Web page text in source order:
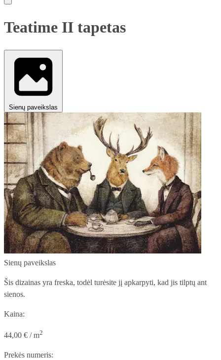
Teatime II tapetas
Sienų paveikslas
Sienų paveikslas
Šis dizainas yra freska, todėl turėsite jį apkarpyti, kad jis tilptų ant
sienos.
Kaina:
44,00 € / m2
Prekės numeris: